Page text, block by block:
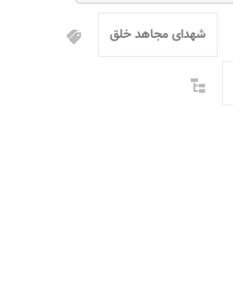
شهدای مجاهد خلق